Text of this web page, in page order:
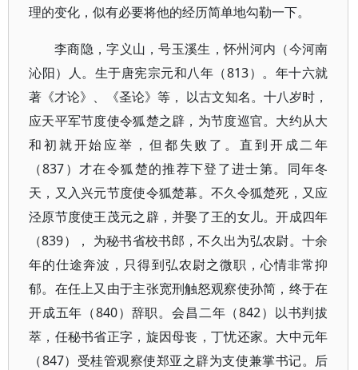
理的变化，似有必要将他的经历简单地勾勒一下。
李商隐，字义山，号玉溪生，怀州河内（今河南
沁阳）人。生于唐宪宗元和八年（813）。年十六就
著《才论》、《圣论》等， 以古文知名。十八岁时，
应天平军节度使令狐楚之辟，为节度巡官。大约从大
和初就开始应举，但都失败了。直到开成二年
（837）才在令狐楚的推荐下登了进士第。同年冬
天，又入兴元节度使令狐楚幕。不久令狐楚死，又应
泾原节度使王茂元之辟，并娶了王的女儿。开成四年
（839）， 为秘书省校书郎，不久出为弘农尉。十余
年的仕途奔波，只得到弘农尉之微职，心情非常抑
郁。在任上又由于主张宽刑触怒观察使孙简，终于在
开成五年（840）辞职。会昌二年（842）以书判拔
萃，任秘书省正字，旋因母丧，丁忧还家。大中元年
（847）受桂管观察使郑亚之辟为支使兼掌书记。后